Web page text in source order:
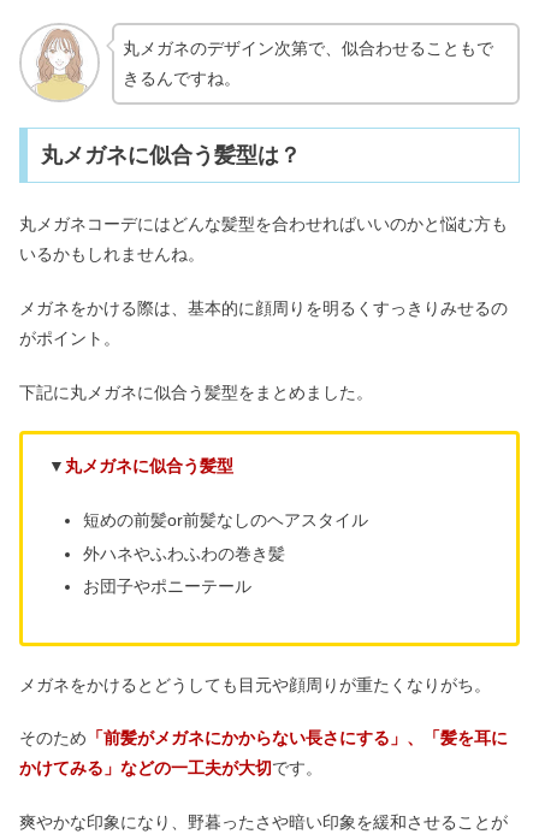
丸メガネのデザイン次第で、似合わせることもで
きるんですね。
丸メガネに似合う髪型は？
丸メガネコーデにはどんな髪型を合わせればいいのかと悩む方も
いるかもしれませんね。
メガネをかける際は、基本的に顔周りを明るくすっきりみせるの
がポイント。
下記に丸メガネに似合う髪型をまとめました。
▼ 丸メガネに似合う髪型
短めの前髪or前髪なしのヘアスタイル
外ハネやふわふわの巻き髪
お団子やポニーテール
メガネをかけるとどうしても目元や顔周りが重たくなりがち。
そのため 「前髪がメガネにかからない長さにする」、「髪を耳に
かけてみる」などの一工夫が大切です。
爽やかな印象になり、野暮ったさや暗い印象を緩和させることが